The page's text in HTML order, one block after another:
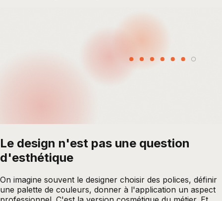
Le design n'est pas une question
d'esthétique
On imagine souvent le designer choisir des polices, définir
une palette de couleurs, donner à l'application un aspect